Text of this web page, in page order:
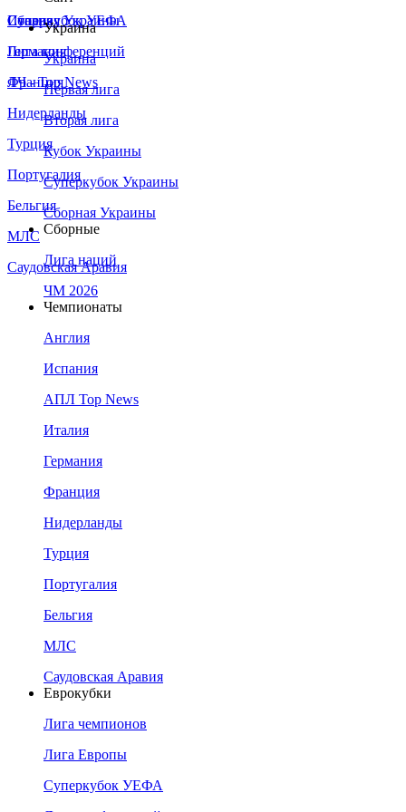
Сборная Украины
Италия
Германия
Франция
Нидерланды
Турция
Португалия
Бельгия
МЛС
Саудовская Аравия
Суперкубок УЕФА
Лига конференций
ЛЧ - Top News
Украина
Украина
Первая лига
Вторая лига
Кубок Украины
Суперкубок Украины
Сборная Украины
Сборные
Лига наций
ЧМ 2026
Чемпионаты
Англия
Испания
АПЛ Top News
Италия
Германия
Франция
Нидерланды
Турция
Португалия
Бельгия
МЛС
Саудовская Аравия
Еврокубки
Лига чемпионов
Лига Европы
Суперкубок УЕФА